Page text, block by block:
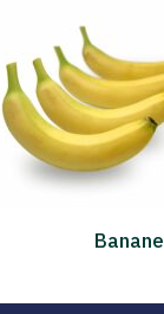
Banane